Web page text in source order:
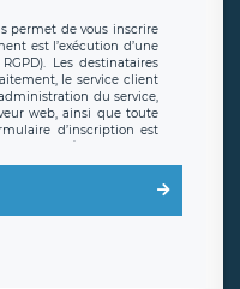
permet de vous inscrire
est l’exécution d’une
Les destinataires
le service client
du service,
web, ainsi que toute
d’inscription est
au RGPD. Les
que vous pouvez
et retirer votre